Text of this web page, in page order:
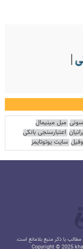
مبل مینیمال
اعتبارسنجی بانکی
سایت یوتوتایمز
با ذکر منبع بلامانع است.
Copyright © 2025